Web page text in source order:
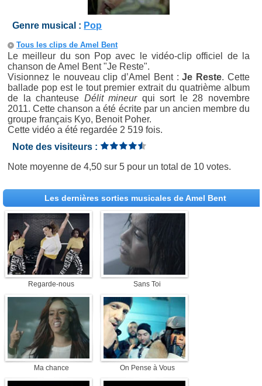
Genre musical : Pop
Tous les clips de Amel Bent
Le meilleur du son Pop avec le vidéo-clip officiel de la
chanson de Amel Bent "Je Reste".
Visionnez le nouveau clip d’Amel Bent :Je Reste. Cette
ballade pop est le tout premier extrait du quatrième album
de la chanteuse Délit mineurqui sort le 28 novembre
2011. Cette chanson a été écrite par un ancien membre du
groupe français Kyo, Benoit Poher.
Cette vidéo a été regardée 2 519 fois.
Note des visiteurs :
Note moyenne de4,50 sur5 pour un total de 10 votes.
Les dernières sorties musicales de Amel Bent
Regarde-nous Sans Toi
Ma chance On Pense à Vous